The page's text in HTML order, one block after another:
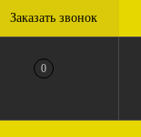
Заказать звонок
0